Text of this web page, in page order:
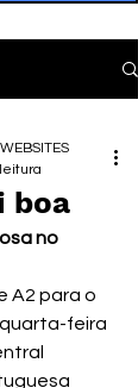
boa
no
A2 para o
feira